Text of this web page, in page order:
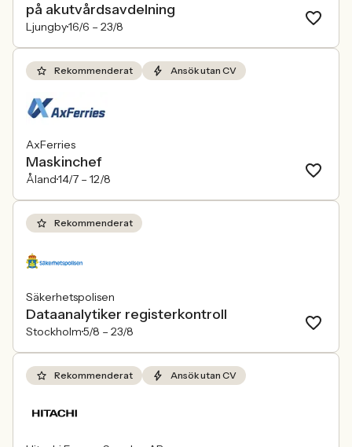
på akutvårdsavdelning
Ljungby16/6 – 23/8
Rekommenderat Ansök utan CV
AxFerries
Maskinchef
Åland14/7 – 12/8
Rekommenderat
Säkerhetspolisen
Dataanalytiker registerkontroll
Stockholm5/8 – 23/8
Rekommenderat Ansök utan CV